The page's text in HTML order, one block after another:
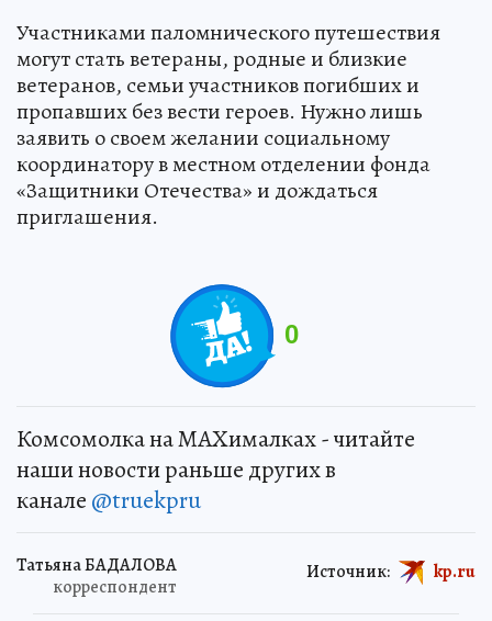
Участниками паломнического путешествия
могут стать ветераны, родные и близкие
ветеранов, семьи участников погибших и
пропавших без вести героев. Нужно лишь
заявить о своем желании социальному
координатору в местном отделении фонда
«Защитники Отечества» и дождаться
приглашения.
0
Комсомолка на MAXималках - читайте
наши новости раньше других в
канале @truekpru
Татьяна БАДАЛОВА
корреспондент
Источник: kp.ru